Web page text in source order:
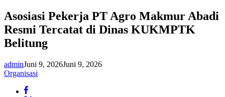
Asosiasi Pekerja PT Agro Makmur Abadi
Resmi Tercatat di Dinas KUKMPTK
Belitung
adminJuni 9, 2026Juni 9, 2026
Organisasi